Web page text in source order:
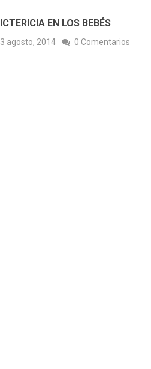
ICTERICIA EN LOS BEBÉS
3 agosto, 2014 0 Comentarios